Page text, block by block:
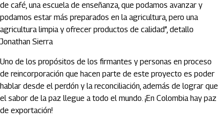
de café, una escuela de enseñanza, que podamos avanzar y
podamos estar más preparados en la agricultura, pero una
agricultura limpia y ofrecer productos de calidad”, detallo
Jonathan Sierra
Uno de los propósitos de los firmantes y personas en proceso
de reincorporación que hacen parte de este proyecto es poder
hablar desde el perdón y la reconciliación, además de lograr que
el sabor de la paz llegue a todo el mundo. ¡En Colombia hay paz
de exportación!